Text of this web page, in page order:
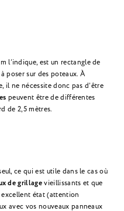
l’indique, est un rectangle de
poser sur des poteaux. À
il ne nécessite donc pas d’être
peuvent être de différentes
de 2,5 mètres.
ce qui est utile dans le cas où
de grillagevieillissants et que
état (attention
avec vos nouveaux panneaux